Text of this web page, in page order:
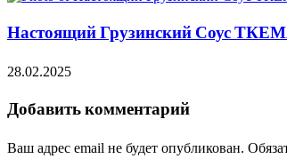
Настоящий Грузинский Соус
28.02.2025
Добавить комментарий
Ваш адрес email не будет опубликован.